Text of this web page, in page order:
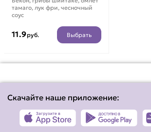
тамаго, лук фри, чесночный
соус
11.9руб. Выбрать
Скачайте наше приложение: